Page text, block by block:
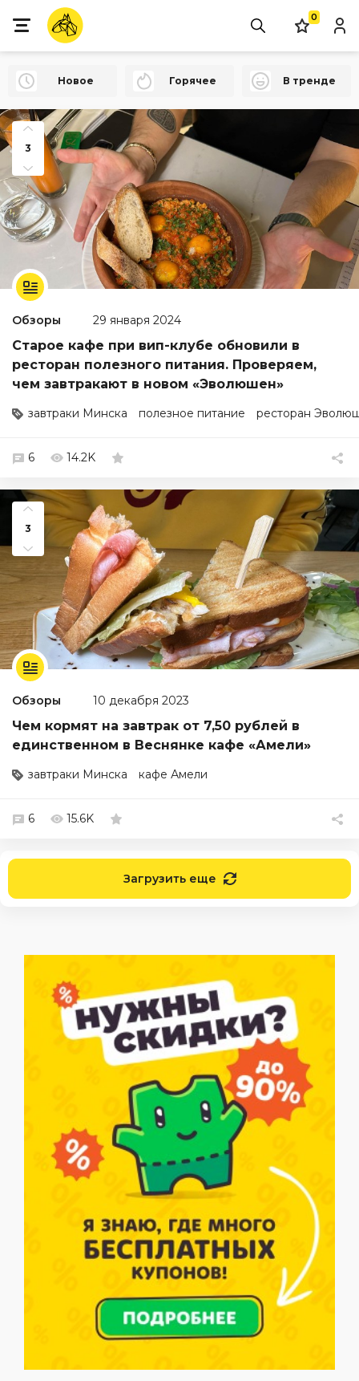
0
Новое Горячее В тренде
3
Обзоры 29 января 2024
Старое кафе при вип-клубе обновили в
ресторан полезного питания. Проверяем,
чем завтракают в новом «Эволюшен»
завтраки Минска полезное питание ресторан
6 14.2K
3
Обзоры 10 декабря 2023
Чем кормят на завтрак от 7,50 рублей в
единственном в Веснянке кафе «Амели»
завтраки Минска кафе Амели
6 15.6K
Загрузить еще